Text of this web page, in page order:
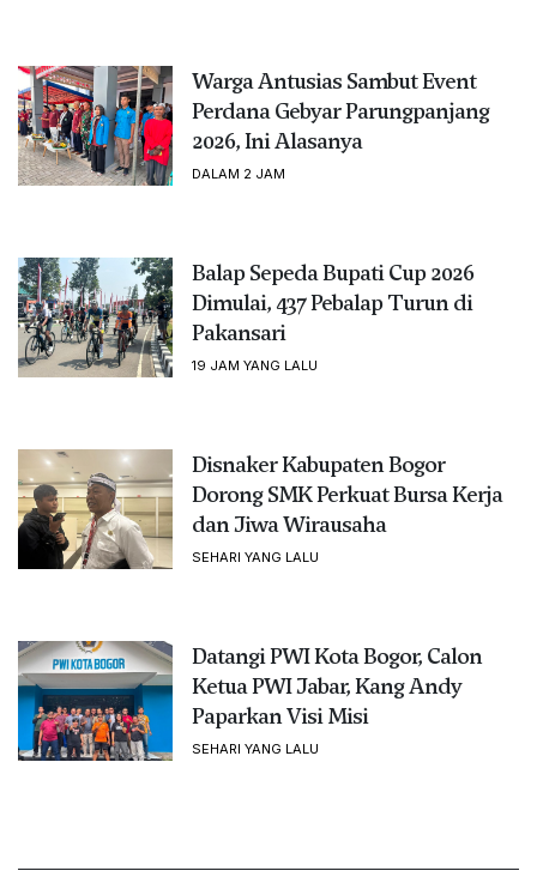
Warga Antusias Sambut Event
Perdana Gebyar Parungpanjang
2026, Ini Alasanya
DALAM 2 JAM
Balap Sepeda Bupati Cup 2026
Dimulai, 437 Pebalap Turun di
Pakansari
19 JAM YANG LALU
Disnaker Kabupaten Bogor
Dorong SMK Perkuat Bursa Kerja
dan Jiwa Wirausaha
SEHARI YANG LALU
Datangi PWI Kota Bogor, Calon
Ketua PWI Jabar, Kang Andy
Paparkan Visi Misi
SEHARI YANG LALU